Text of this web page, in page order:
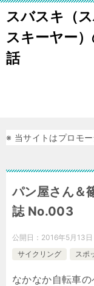
スバスキ（
スキーヤー
話
※ 当サイトはプロモー
パン屋さん＆
誌 No.003
公開日： 2016年5月13日
サイクリング
スポ
なかなか自転車の